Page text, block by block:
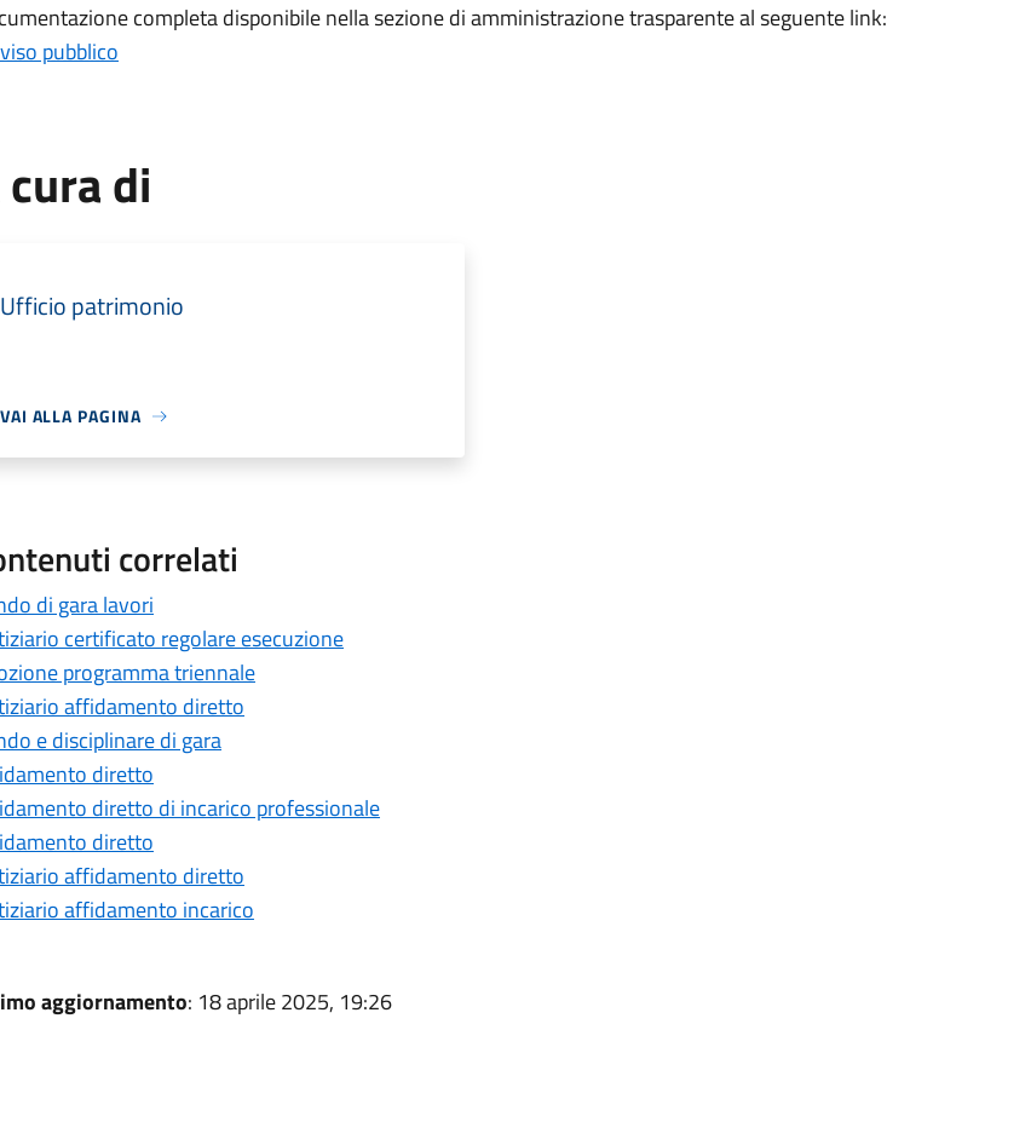
completa disponibile nella sezione di amministrazione trasparente al seguente link:
pubblico
di
Ufficio patrimonio
VAI ALLA PAGINA
correlati
di gara lavori
certificato regolare esecuzione
programma triennale
affidamento diretto
e disciplinare di gara
diretto
diretto di incarico professionale
diretto
affidamento diretto
affidamento incarico
aggiornamento: 18 aprile 2025, 19:26